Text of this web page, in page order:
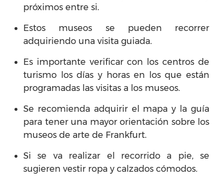
próximos entre si.
Estos museos se pueden recorrer
adquiriendo una visita guiada.
Es importante verificar con los centros de
turismo los días y horas en los que están
programadas las visitas a los museos.
Se recomienda adquirir el mapa y la guía
para tener una mayor orientación sobre los
museos de arte de Frankfurt.
Si se va realizar el recorrido a pie, se
sugieren vestir ropa y calzados cómodos.